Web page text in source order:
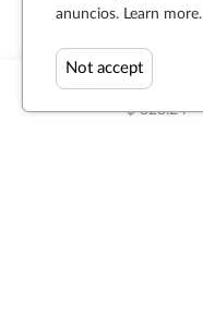
$ 654.31
$ 828.24
anuncios. Learn more.
Not accept